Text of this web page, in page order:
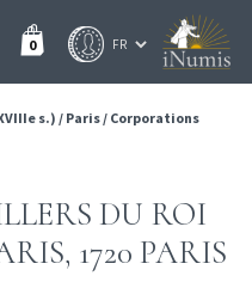
0
s.) / Paris/ Corporations
DU ROI
1720 PARIS